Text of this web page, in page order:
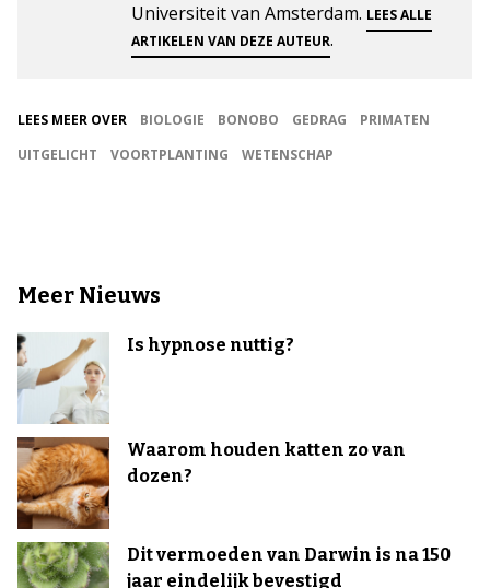
Universiteit van Amsterdam. LEES ALLE
ARTIKELEN VAN DEZE AUTEUR.
LEES MEER OVER BIOLOGIE BONOBO GEDRAG
PRIMATEN
UITGELICHT
VOORTPLANTING WETENSCHAP
Meer Nieuws
Is hypnose nuttig?
Waarom houden katten zo van
dozen?
Dit vermoeden van Darwin is na 150
jaar eindelijk bevestigd